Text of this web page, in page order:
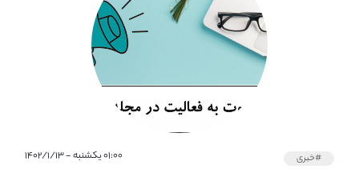
#خبری ۰۱:۰۰ یکشنبه - ۱۴۰۲/۱/۱۳